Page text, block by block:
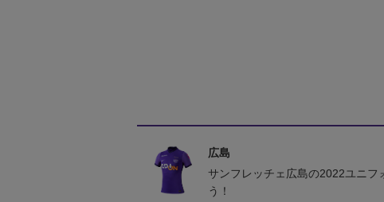
広島
サンフレッチェ広島の2022ユニフ
う！